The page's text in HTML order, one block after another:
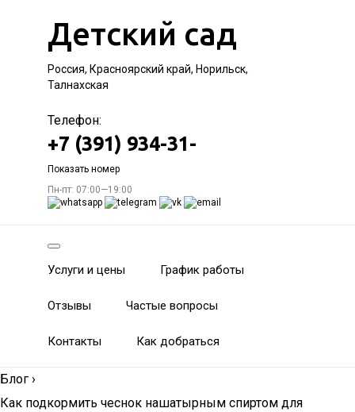
Детский сад
Россия, Красноярский край, Норильск,
Талнахская
Телефон:
+7 (391) 934-31-
Показать номер
Пн-пт: 07:00—19:00
Услуги и цены График работы
Отзывы Частые вопросы
Контакты Как добраться
Блог ›
Как подкормить чеснок нашатырным спиртом для